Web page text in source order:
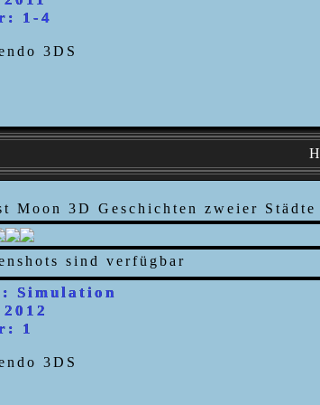
1-4
H
Moon 3D Geschichten zweier Städte
Simulation
1